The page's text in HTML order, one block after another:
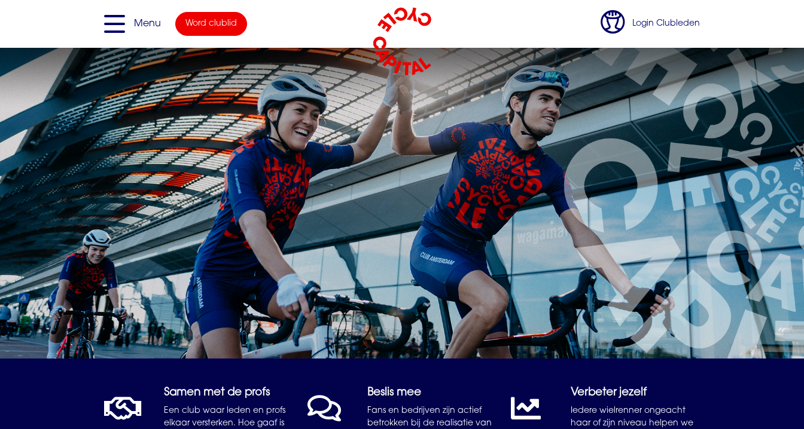
Menu Word clublid Login Clubleden
Samen met de profs
Een club waar leden en profs
elkaar versterken. Hoe gaaf is
Beslis mee
Fans en bedrijven zijn actief
betrokken bij de realisatie van
Verbeter jezelf
Iedere wielrenner ongeacht
haar of zijn niveau helpen we